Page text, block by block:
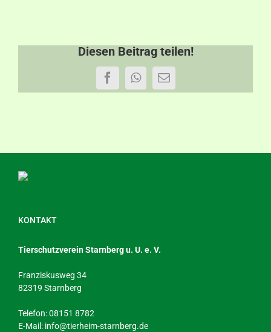
Diesen Beitrag teilen!
FacebookWhatsApp
E-
Mail
KONTAKT
Tierschutzverein Starnberg u. U. e. V.
Franziskusweg 34
82319 Starnberg
Telefon: 08151 8782
E-Mail: info@tierheim-starnberg.de